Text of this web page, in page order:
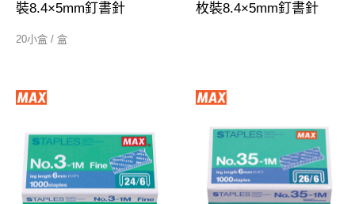
裝8.4×5mm釘書針
20小盒 / 盒
枚裝8.4×5mm釘書針